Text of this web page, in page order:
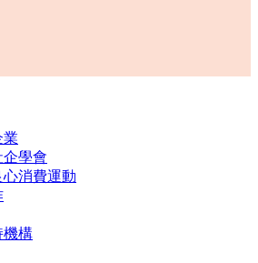
業
企學會
消費運動
機構